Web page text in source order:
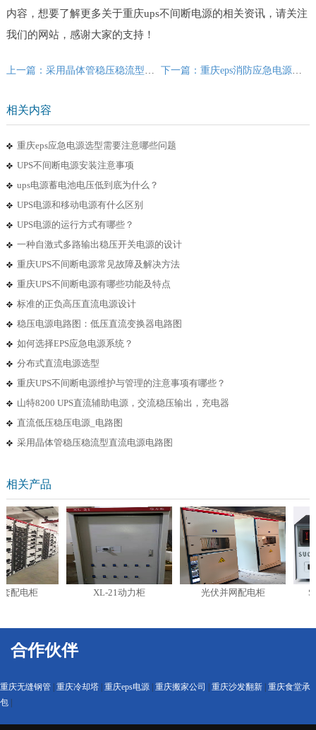
内容，想要了解更多关于重庆ups不间断电源的相关资讯，请关注
我们的网站，感谢大家的支持！
相关内容
重庆eps应急电源选型需要注意哪些问题
UPS不间断电源安装注意事项
ups电源蓄电池电压低到底为什么？
UPS电源和移动电源有什么区别
UPS电源的运行方式有哪些？
一种自激式多路输出稳压开关电源的设计
重庆UPS不间断电源常见故障及解决方法
重庆UPS不间断电源有哪些功能及特点
标准的正负高压直流电源设计
稳压电源电路图：低压直流变换器电路图
如何选择EPS应急电源系统？
分布式直流电源选型
重庆UPS不间断电源维护与管理的注意事项有哪些？
山特8200 UPS直流辅助电源，交流稳压输出，充电器
直流低压稳压电源_电路图
采用晶体管稳压稳流型直流电源电路图
相关产品
电柜 XL-21动力柜 光伏并网配电柜
合作伙伴
重庆无缝钢管 重庆冷却塔 重庆eps电源 重庆搬家公司 重庆沙发翻新 重庆食堂承
包